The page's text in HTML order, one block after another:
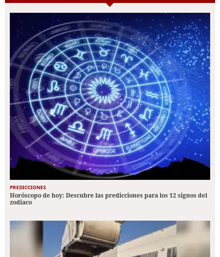
PREDICCIONES
Horóscopo de hoy: Descubre las predicciones para los 12 signos del
zodiaco